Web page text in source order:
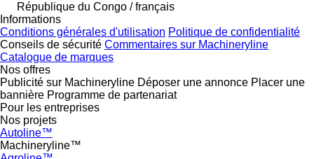
République du Congo / français
Informations
Conditions générales d'utilisation Politique de confidentialité
Conseils de sécurité Commentaires sur Machineryline
Catalogue de marques
Nos offres
Publicité sur Machineryline Déposer une annonce Placer une
bannière Programme de partenariat
Pour les entreprises
Nos projets
Autoline™
Machineryline™